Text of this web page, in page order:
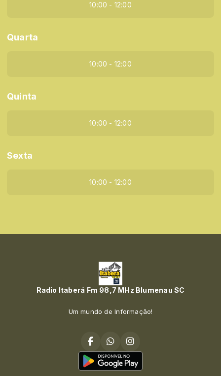
10:00 - 12:00
Quarta
10:00 - 12:00
Quinta
10:00 - 12:00
Sexta
10:00 - 12:00
Radio Itaberá Fm 98,7 MHz Blumenau SC
Um mundo de Informação!